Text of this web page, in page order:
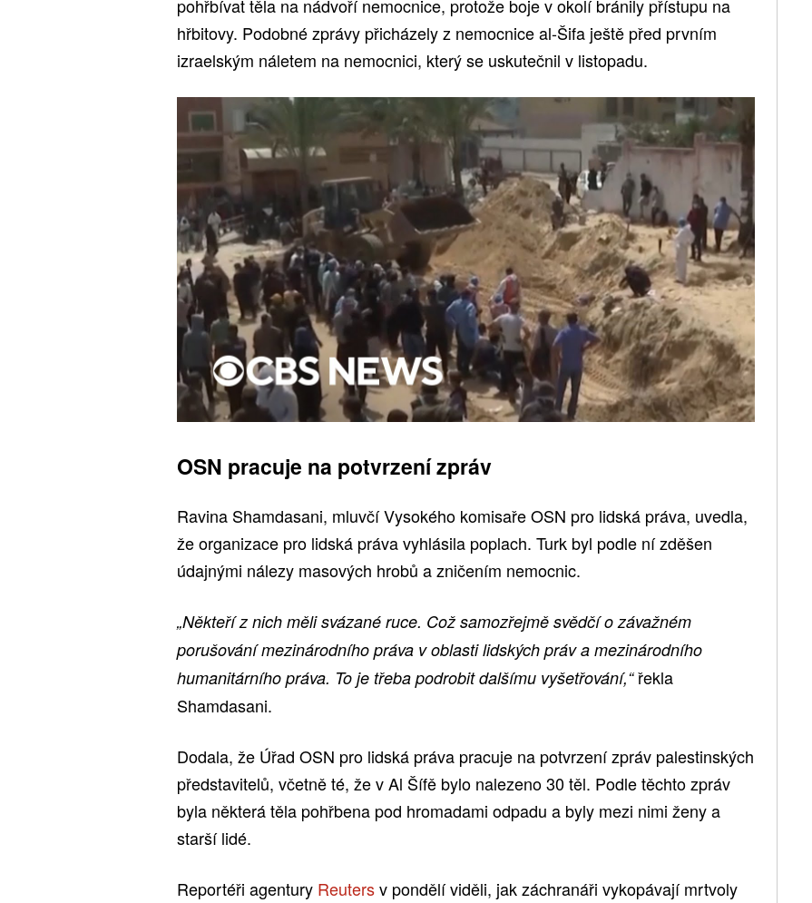
pohřbívat těla na nádvoří nemocnice, protože boje v okolí bránily přístupu na
hřbitovy. Podobné zprávy přicházely z nemocnice al-Šifa ještě před prvním
izraelským náletem na nemocnici, který se uskutečnil v listopadu.
OSN pracuje na potvrzení zpráv
Ravina Shamdasani, mluvčí Vysokého komisaře OSN pro lidská práva, uvedla,
že organizace pro lidská práva vyhlásila poplach. Turk byl podle ní zděšen
údajnými nálezy masových hrobů a zničením nemocnic.
„Někteří z nich měli svázané ruce. Což samozřejmě svědčí o závažném
porušování mezinárodního práva v oblasti lidských práv a mezinárodního
humanitárního práva. To je třeba podrobit dalšímu vyšetřování,“řekla
Shamdasani.
Dodala, že Úřad OSN pro lidská práva pracuje na potvrzení zpráv palestinských
představitelů, včetně té, že v Al Šífě bylo nalezeno 30 těl. Podle těchto zpráv
byla některá těla pohřbena pod hromadami odpadu a byly mezi nimi ženy a
starší lidé.
Reportéři agentury Reutersv pondělí viděli, jak záchranáři vykopávají mrtvoly